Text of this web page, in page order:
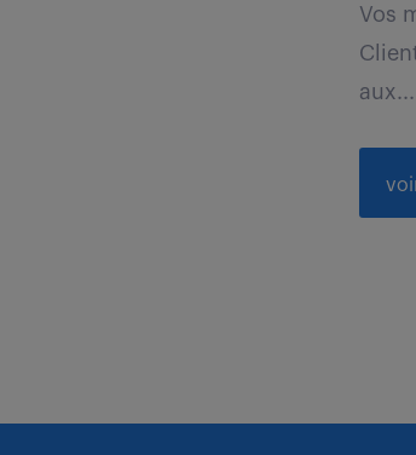
Vos
aux...